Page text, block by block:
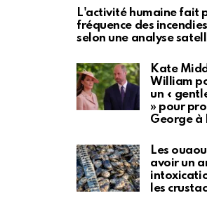
L'activité humaine fait
fréquence des
selon une analyse
Kate
William
un «
» pour
George à
Les
avoir un
les